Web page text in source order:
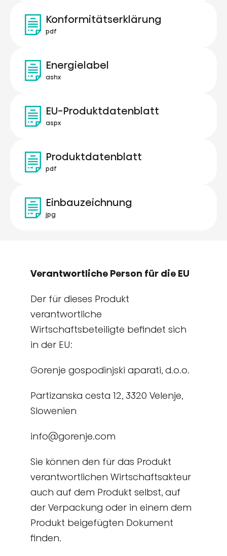
Konformitätserklärung
pdf
Energielabel
ashx
EU-Produktdatenblatt
aspx
Produktdatenblatt
pdf
Einbauzeichnung
jpg
Verantwortliche Person für die EU
Der für dieses Produkt
verantwortliche
Wirtschaftsbeteiligte befindet sich
in der EU:
Gorenje gospodinjski aparati, d.o.o.
Partizanska cesta 12, 3320 Velenje,
Slowenien
info@gorenje.com
Sie können den für das Produkt
verantwortlichen Wirtschaftsakteur
auch auf dem Produkt selbst, auf
der Verpackung oder in einem dem
Produkt beigefügten Dokument
finden.